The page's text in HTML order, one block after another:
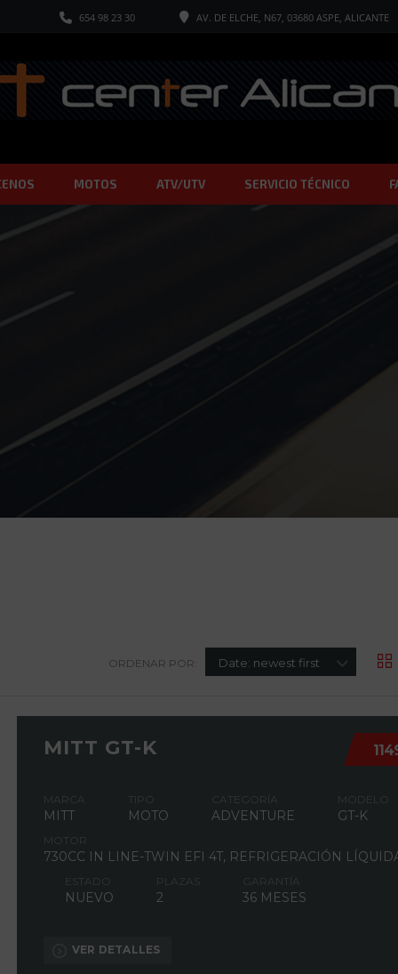
AV. DE ELCHE, N67, 03680 ASPE, ALICANTE
654 98 23 30
MOTOS ATV/UTV SERVICIO TÉCNICO
ORDENAR POR: Date: newest first
MITT GT-K
MARCA
MITT
TIPO
MOTO
CATEGORÍA
ADVENTURE
MODELO
GT-K
MOTOR
730CC IN LINE-TWIN EFI 4T, REFRIGERACIÓN
ESTADO
NUEVO
PLAZAS
2
GARANTÍA
36 MESES
VER DETALLES